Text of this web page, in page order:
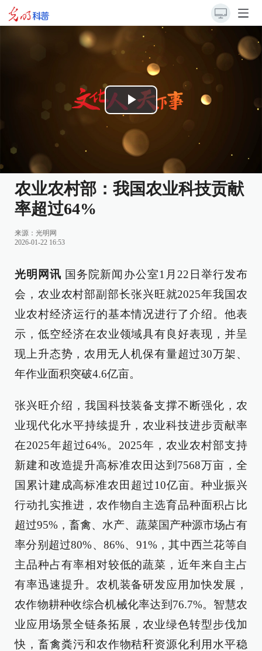
Play
Video
农业农村部：我国农业科技贡献
率超过64%
来源： 光明网
2026-01-22 16:53
光明网讯 国务院新闻办公室1月22日举行发布
会，农业农村部副部长张兴旺就2025年我国农
业农村经济运行的基本情况进行了介绍。他表
示，低空经济在农业领域具有良好表现，并呈
现上升态势，农用无人机保有量超过30万架、
年作业面积突破4.6亿亩。
张兴旺介绍，我国科技装备支撑不断强化，农
业现代化水平持续提升，农业科技进步贡献率
在2025年超过64%。2025年，农业农村部支持
新建和改造提升高标准农田达到7568万亩，全
国累计建成高标准农田超过10亿亩。种业振兴
行动扎实推进，农作物自主选育品种面积占比
超过95%，畜禽、水产、蔬菜国产种源市场占有
率分别超过80%、86%、91%，其中西兰花等自
主品种占有率相对较低的蔬菜，近年来自主占
有率迅速提升。农机装备研发应用加快发展，
农作物耕种收综合机械化率达到76.7%。智慧农
业应用场景全链条拓展，农业绿色转型步伐加
快，畜禽粪污和农作物秸秆资源化利用水平稳